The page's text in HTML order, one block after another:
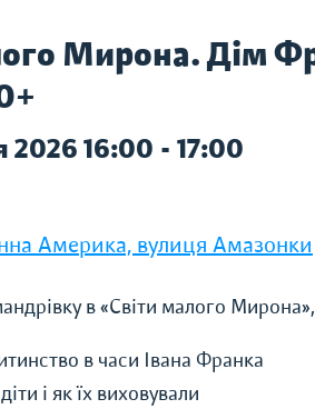
Мирона. Дім
2026 16:00 - 17:00
Америка, вулиця Амазонки
в «Світи малого Мирона»,
в часи Івана Франка
і як їх виховували